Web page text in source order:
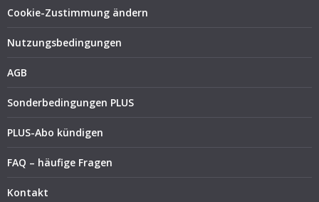
Cookie-Zustimmung ändern
Nutzungsbedingungen
AGB
Sonderbedingungen PLUS
PLUS-Abo kündigen
FAQ – häufige Fragen
Kontakt